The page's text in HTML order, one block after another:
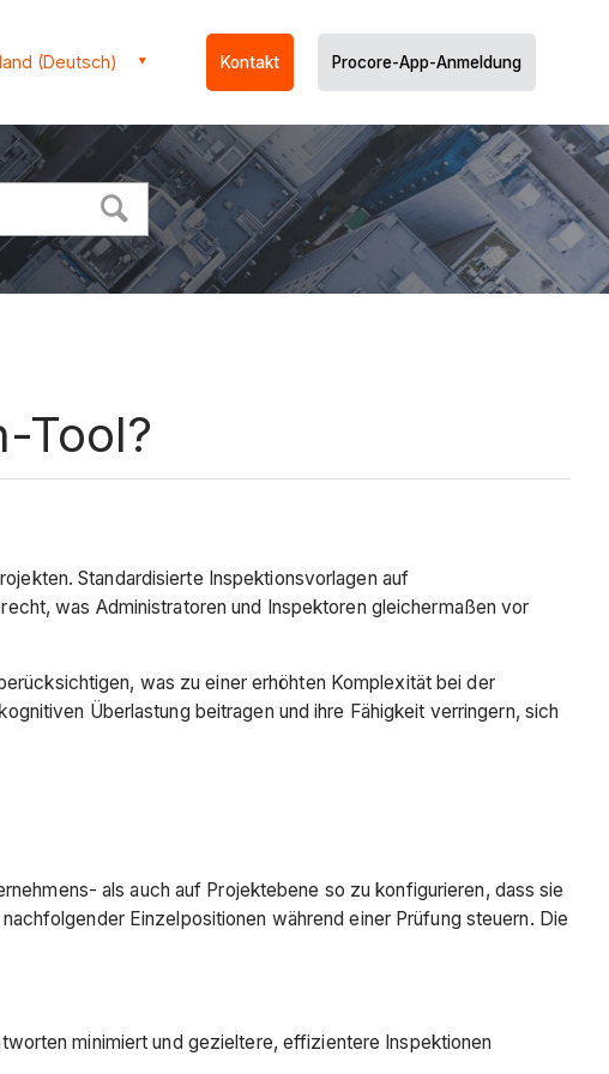
(Deutsch) Kontakt Procore-App-Anmeldung
Tool?
Standardisierte Inspektionsvorlagen auf
was Administratoren und Inspektoren gleichermaßen vor
was zu einer erhöhten Komplexität bei der
Überlastung beitragen und ihre Fähigkeit verringern, sich
als auch auf Projektebene so zu konfigurieren, dass sie
Einzelpositionen während einer Prüfung steuern. Die
minimiert und gezieltere, effizientere Inspektionen